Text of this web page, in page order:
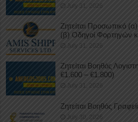
July 31, 2026
Ζητείται Προσωπικό
(β) Οδηγοί Φορτηγών
July 31, 2026
Ζητείται Βοηθός
€1.600 – €1.800)
July 31, 2026
Ζητείται Βοηθός
July 30, 2026